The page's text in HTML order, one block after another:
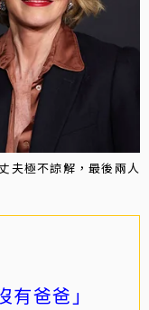
夫極不諒解，最後兩人
有爸爸」